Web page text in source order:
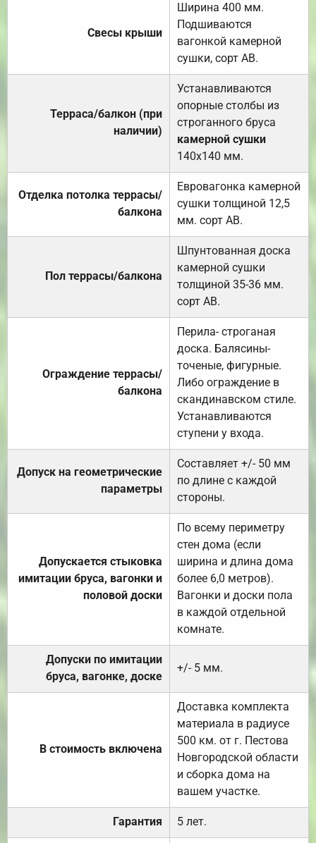
Свесы крыши
Ширина 400 мм.
Подшиваются
вагонкой камерной
сушки, сорт АВ.
Терраса/балкон (при
наличии)
Устанавливаются
опорные столбы из
строганного бруса
камерной сушки
140х140 мм.
Отделка потолка террасы/
балкона
Евровагонка камерной
сушки толщиной 12,5
мм. сорт АВ.
Пол террасы/балкона
Шпунтованная доска
камерной сушки
толщиной 35-36 мм.
сорт АВ.
Ограждение террасы/
балкона
Перила- строганая
доска. Балясины-
точеные, фигурные.
Либо ограждение в
скандинавском стиле.
Устанавливаются
ступени у входа.
Допуск на геометрические
параметры
Составляет +/- 50 мм
по длине с каждой
стороны.
Допускается стыковка
имитации бруса, вагонки и
половой доски
По всему периметру
стен дома (если
ширина и длина дома
более 6,0 метров).
Вагонки и доски пола
в каждой отдельной
комнате.
Допуски по имитации
бруса, вагонке, доске
+/- 5 мм.
В стоимость включена
Доставка комплекта
материала в радиусе
500 км. от г. Пестова
Новгородской области
и сборка дома на
вашем участке.
Гарантия 5 лет.